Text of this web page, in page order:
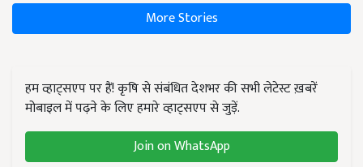
More Stories
हम व्हाट्सएप पर हैं! कृषि से संबंधित देशभर की सभी लेटेस्ट ख़बरें
मोबाइल में पढ़ने के लिए हमारे व्हाट्सएप से जुड़ें.
Join on WhatsApp